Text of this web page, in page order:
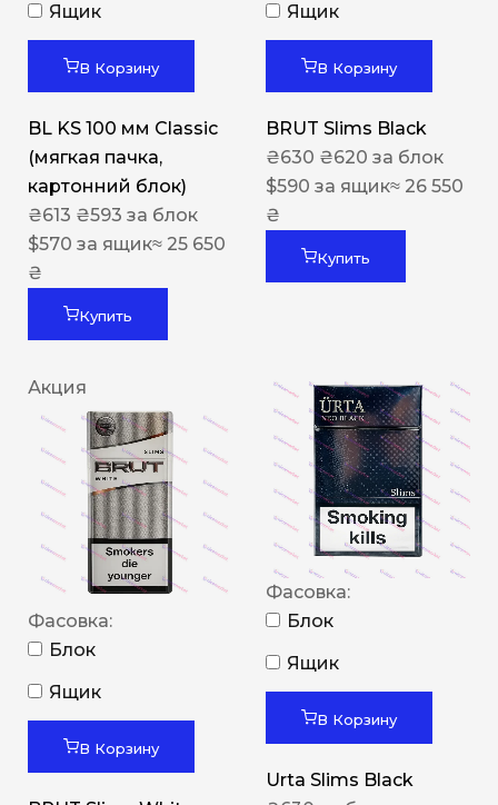
Ящик
В Корзину
BL KS 100 мм Classic
(мягкая пачка,
картонний блок)
₴613 ₴593 за блок
$570 за ящик≈ 25 650
₴
Купить
Ящик
В Корзину
BRUT Slims Black
₴630 ₴620 за блок
$590 за ящик≈ 26 550
₴
Купить
Акция
Фасовка:
Блок
Ящик
В Корзину
Фасовка:
Блок
Ящик
В Корзину
Urta Slims Black